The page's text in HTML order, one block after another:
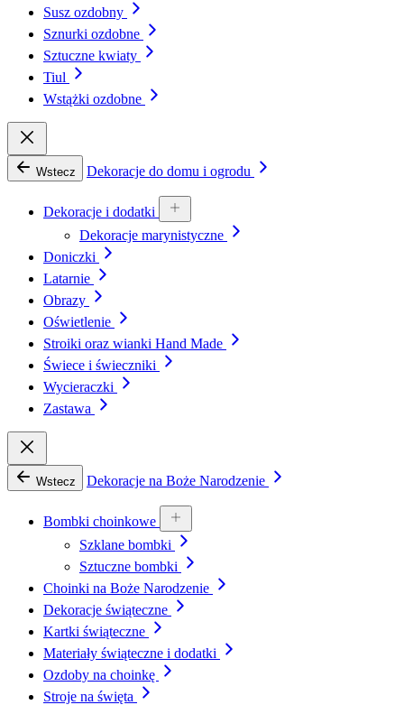
Susz ozdobny
Sznurki ozdobne
Sztuczne kwiaty
Tiul
Wstążki ozdobne
Wstecz Dekoracje do domu i ogrodu
Dekoracje i dodatki
Dekoracje marynistyczne
Doniczki
Latarnie
Obrazy
Oświetlenie
Stroiki oraz wianki Hand Made
Świece i świeczniki
Wycieraczki
Zastawa
Wstecz Dekoracje na Boże Narodzenie
Bombki choinkowe
Szklane bombki
Sztuczne bombki
Choinki na Boże Narodzenie
Dekoracje świąteczne
Kartki świąteczne
Materiały świąteczne i dodatki
Ozdoby na choinkę
Stroje na święta